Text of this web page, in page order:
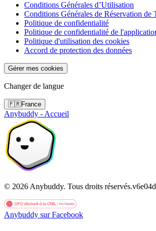
Conditions Générales d’Utilisation
Conditions Générales de Réservation de
Politique de confidentialité
Politique de confidentialité de
Politique d'utilisation des cookies
Accord de protection des données
Gérer mes cookies
Changer de langue
🇫🇷France
Anybuddy - Accueil
© 2026 Anybuddy. Tous droits réservés.v
Anybuddy sur Facebook